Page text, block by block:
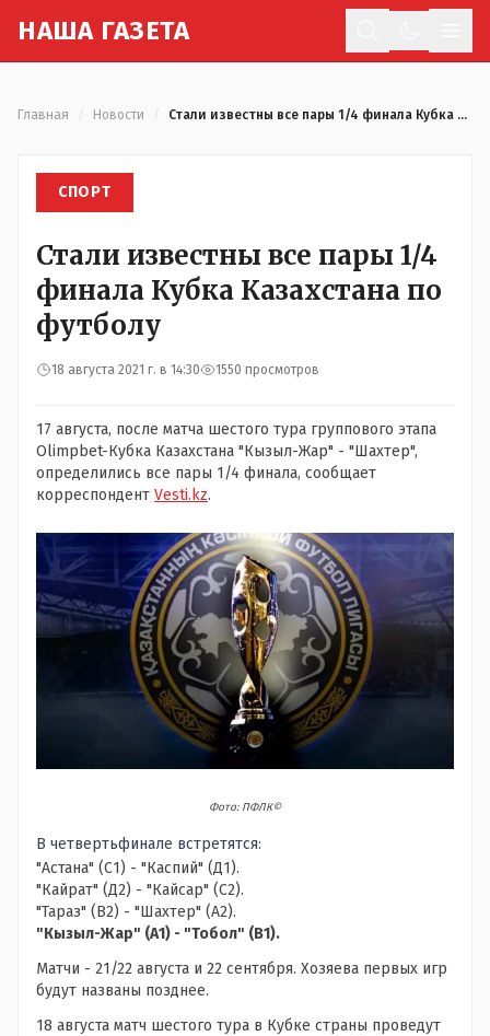
НАША ГАЗЕТА
Главная Новости Стали известны все пары 1/4 финала Кубка Казахстана по футболу
СПОРТ
Стали известны все пары 1/4
финала Кубка Казахстана по
футболу
18 августа 2021 г. в 14:30 1550 просмотров
17 августа, после матча шестого тура группового этапа
Olimpbet-Кубка Казахстана "Кызыл-Жар" - "Шахтер",
определились все пары 1/4 финала, сообщает
корреспондент Vesti.kz.
Фото: ПФЛК©
В четвертьфинале встретятся:
"Астана" (С1) - "Каспий" (Д1).
"Кайрат" (Д2) - "Кайсар" (С2).
"Тараз" (В2) - "Шахтер" (А2).
"Кызыл-Жар" (А1) - "Тобол" (В1).
Матчи - 21/22 августа и 22 сентября. Хозяева первых игр
будут названы позднее.
18 августа матч шестого тура в Кубке страны проведут